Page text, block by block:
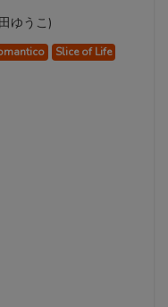
ゆうこ)
Slice of Life